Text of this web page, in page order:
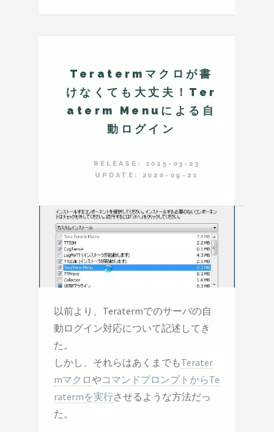
Teratermマクロが書
けなくても大丈夫！Ter
aterm Menuによる自
動ログイン
RELEASE: 2015-03-23
UPDATE: 2020-09-21
以前より、Teratermでのサーバの自
動ログイン対応について記述してき
た。
しかし、それらはあくまでもTerater
mマクロやコマンドプロンプトからTe
ratermを実行させるような方法だっ
た。